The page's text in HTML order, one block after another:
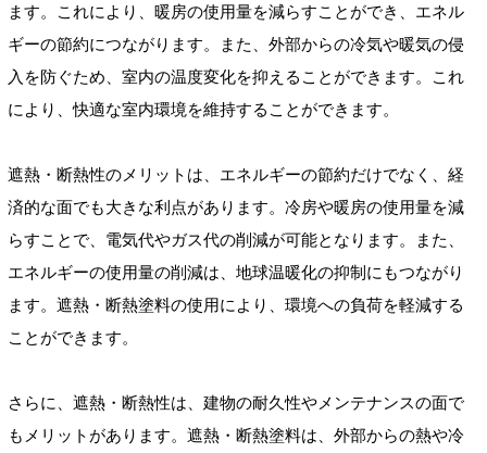
ます。これにより、暖房の使用量を減らすことができ、エネル
ギーの節約につながります。また、外部からの冷気や暖気の侵
入を防ぐため、室内の温度変化を抑えることができます。これ
により、快適な室内環境を維持することができます。
遮熱・断熱性のメリットは、エネルギーの節約だけでなく、経
済的な面でも大きな利点があります。冷房や暖房の使用量を減
らすことで、電気代やガス代の削減が可能となります。また、
エネルギーの使用量の削減は、地球温暖化の抑制にもつながり
ます。遮熱・断熱塗料の使用により、環境への負荷を軽減する
ことができます。
さらに、遮熱・断熱性は、建物の耐久性やメンテナンスの面で
もメリットがあります。遮熱・断熱塗料は、外部からの熱や冷